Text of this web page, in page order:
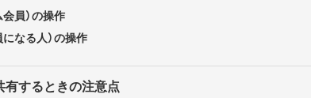
員）の操作
なる人）の操作
有するときの注意点